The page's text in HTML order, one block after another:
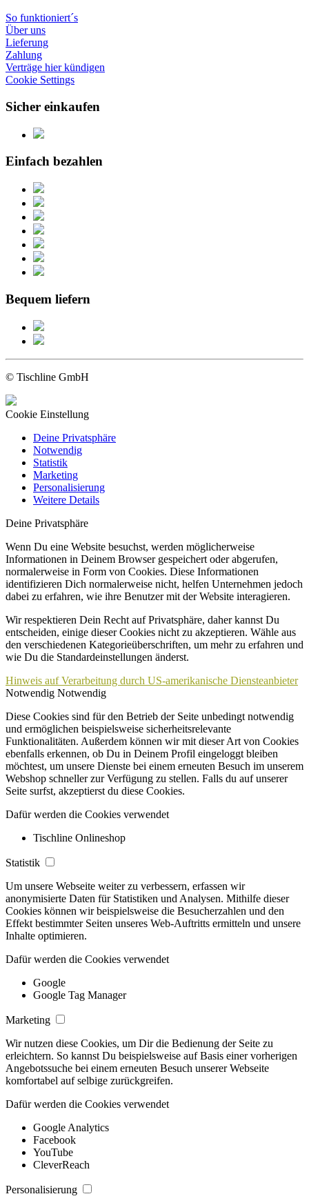
So funktioniert´s
Über uns
Lieferung
Zahlung
Verträge hier kündigen
Cookie Settings
Sicher einkaufen
Einfach bezahlen
Bequem liefern
© Tischline GmbH
Cookie Einstellung
Deine Privatsphäre
Notwendig
Statistik
Marketing
Personalisierung
Weitere Details
Deine Privatsphäre
Wenn Du eine Website besuchst, werden möglicherweise
Informationen in Deinem Browser gespeichert oder abgerufen,
normalerweise in Form von Cookies. Diese Informationen
identifizieren Dich normalerweise nicht, helfen Unternehmen jedoch
dabei zu erfahren, wie ihre Benutzer mit der Website interagieren.
Wir respektieren Dein Recht auf Privatsphäre, daher kannst Du
entscheiden, einige dieser Cookies nicht zu akzeptieren. Wähle aus
den verschiedenen Kategorieüberschriften, um mehr zu erfahren und
wie Du die Standardeinstellungen änderst.
Hinweis auf Verarbeitung durch US-amerikanische Diensteanbieter
Notwendig Notwendig
Diese Cookies sind für den Betrieb der Seite unbedingt notwendig
und ermöglichen beispielsweise sicherheitsrelevante
Funktionalitäten. Außerdem können wir mit dieser Art von Cookies
ebenfalls erkennen, ob Du in Deinem Profil eingeloggt bleiben
möchtest, um unsere Dienste bei einem erneuten Besuch im unserem
Webshop schneller zur Verfügung zu stellen. Falls du auf unserer
Seite surfst, akzeptierst du diese Cookies.
Dafür werden die Cookies verwendet
Tischline Onlineshop
Statistik
Um unsere Webseite weiter zu verbessern, erfassen wir
anonymisierte Daten für Statistiken und Analysen. Mithilfe dieser
Cookies können wir beispielsweise die Besucherzahlen und den
Effekt bestimmter Seiten unseres Web-Auftritts ermitteln und unsere
Inhalte optimieren.
Dafür werden die Cookies verwendet
Google
Google Tag Manager
Marketing
Wir nutzen diese Cookies, um Dir die Bedienung der Seite zu
erleichtern. So kannst Du beispielsweise auf Basis einer vorherigen
Angebotssuche bei einem erneuten Besuch unserer Webseite
komfortabel auf selbige zurückgreifen.
Dafür werden die Cookies verwendet
Google Analytics
Facebook
YouTube
CleverReach
Personalisierung